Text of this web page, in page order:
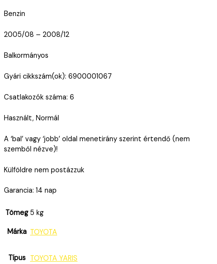
Benzin
2005/08 – 2008/12
Balkormányos
Gyári cikkszám(ok): 6900001067
Csatlakozók száma: 6
Használt, Normál
A ‘bal’ vagy ‘jobb’ oldal menetirány szerint értendő (nem
szemből nézve)!
Külföldre nem postázzuk
Garancia: 14 nap
Tömeg 5 kg
Márka TOYOTA
Típus TOYOTA YARIS